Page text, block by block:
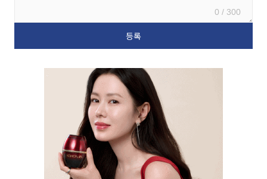
0 / 300